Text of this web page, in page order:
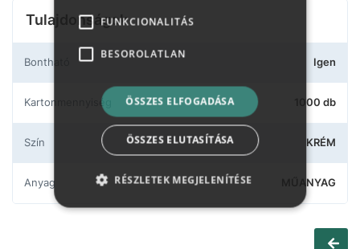
Tulajdonságok
Bontható Igen
Kartonmennyiség 1000 db
Szín KRÉM
Anyag MŰANYAG
FUNKCIONALITÁS
BESOROLATLAN
ÖSSZES ELFOGADÁSA
ÖSSZES ELUTASÍTÁSA
RÉSZLETEK MEGJELENÍTÉSE